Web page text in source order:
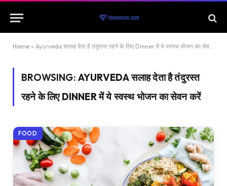
Home » Ayurveda सलाह देता है तंदुरस्त रहने के लिए Dinner में ये स्वस्थ भोजन का सेवन करें
BROWSING: AYURVEDA सलाह देता है तंदुरस्त
रहने के लिए DINNER में ये स्वस्थ भोजन का सेवन करें
FOOD